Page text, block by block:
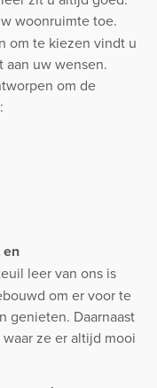
woonruimte toe.
om te kiezen vindt u
uw wensen.
om de
leer van ons is
om er voor te
genieten. Daarnaast
ze er altijd mooi